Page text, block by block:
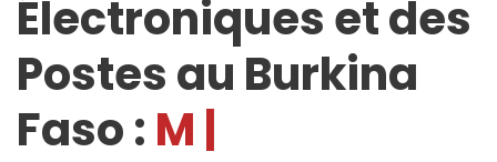
Électroniques et des
Postes au Burkina
Faso : Acti